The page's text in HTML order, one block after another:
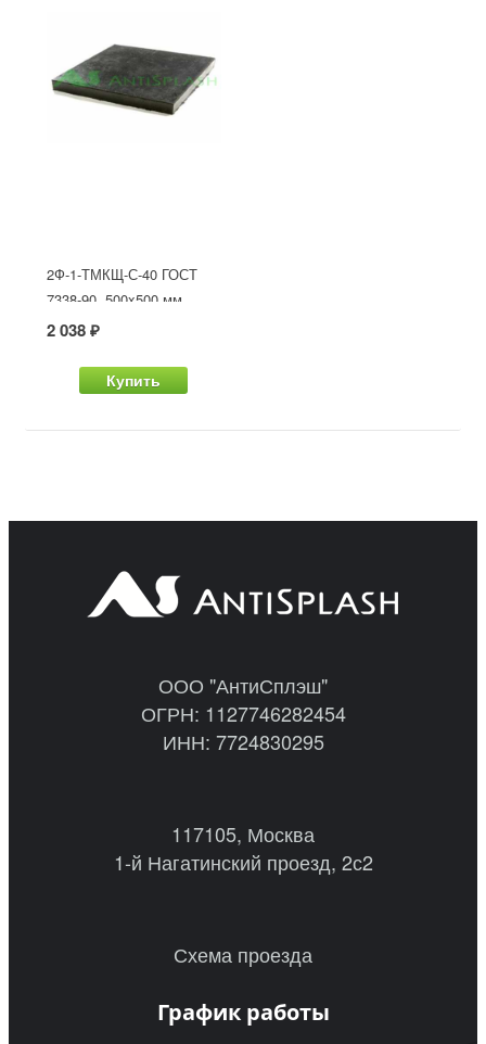
2Ф-1-ТМКЩ-С-40 ГОСТ
7338-90, 500x500 мм
2 038 ₽
Купить
ООО "АнтиСплэш"
ОГРН: 1127746282454
ИНН: 7724830295
117105, Москва
1-й Нагатинский проезд, 2с2
Схема проезда
График работы